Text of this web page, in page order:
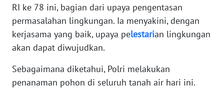
RI ke 78 ini, bagian dari upaya pengentasan
permasalahan lingkungan. Ia menyakini, dengan
kerjasama yang baik, upaya pelestarian lingkungan
akan dapat diwujudkan.
Sebagaimana diketahui, Polri melakukan
penanaman pohon di seluruh tanah air hari ini.
WN
BARAT
WN